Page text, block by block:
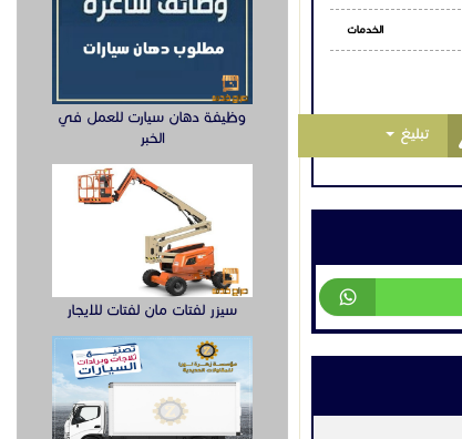
الخدمات
تبليغ Toggle Dropdown
وظيفة دهان سيارت للعمل في
الخبر
سيزر لفتات مان لفتات للايجار